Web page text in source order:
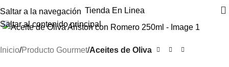
Saltar a la navegación
Saltar al contenido principal
Tienda En Linea
Haga clic para ampliar
Inicio Producto Gourmet Aceites de Oliva